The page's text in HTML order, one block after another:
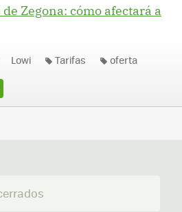
Zegona: cómo afectará a
Lowi Tarifas oferta